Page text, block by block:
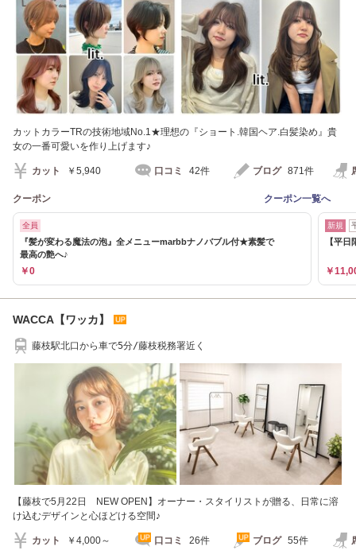
カットカラーTRの技術地域No.1★理想の『ショート.韓国ヘア.白髪染め』貴
女の一番可愛いを作り上げます♪
カット ￥5,940 口コミ 42件 ブログ 871件
クーポン クーポン一覧へ
全員
『髪が変わる魔法の泡』全メニューmarbbナノバブル付★素髪で
最高の艶へ♪
￥0
新規
【平
￥
WACCA【ワッカ】
藤枝駅北口から車で5分/藤枝税務署近く
【藤枝で5月22日 NEW OPEN】オーナー・スタイリストが贈る、日常に溶
け込むデザインと心ほどける空間♪
カット ￥4,000～ 口コミ 26件 ブログ 55件